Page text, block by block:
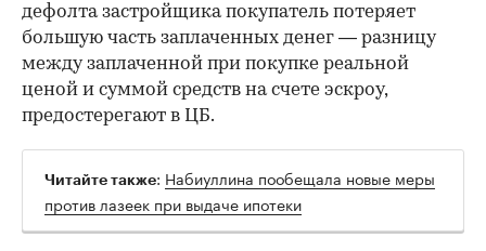
дефолта застройщика покупатель потеряет
большую часть заплаченных денег — разницу
между заплаченной при покупке реальной
ценой и суммой средств на счете эскроу,
предостерегают в ЦБ.
Читайте также: Набиуллина пообещала новые меры
против лазеек при выдаче ипотеки